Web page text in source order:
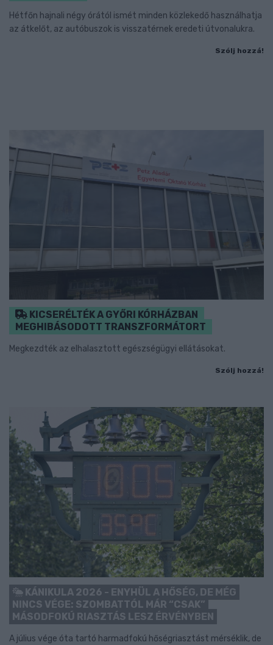
Hétfőn hajnali négy órától ismét minden közlekedő használhatja
az átkelőt, az autóbuszok is visszatérnek eredeti útvonalukra.
Szólj hozzá!
KICSERÉLTÉK A GYŐRI KÓRHÁZBAN
MEGHIBÁSODOTT TRANSZFORMÁTORT
Megkezdték az elhalasztott egészségügyi ellátásokat.
Szólj hozzá!
KÁNIKULA 2026 - ENYHÜL A HŐSÉG, DE MÉG
NINCS VÉGE: SZOMBATTÓL MÁR “CSAK”
MÁSODFOKÚ RIASZTÁS LESZ ÉRVÉNYBEN
A július vége óta tartó harmadfokú hőségriasztást mérséklik, de